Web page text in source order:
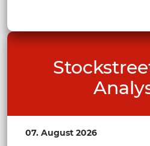
07. August 2026